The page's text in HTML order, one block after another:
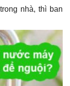
nhà, thì ban